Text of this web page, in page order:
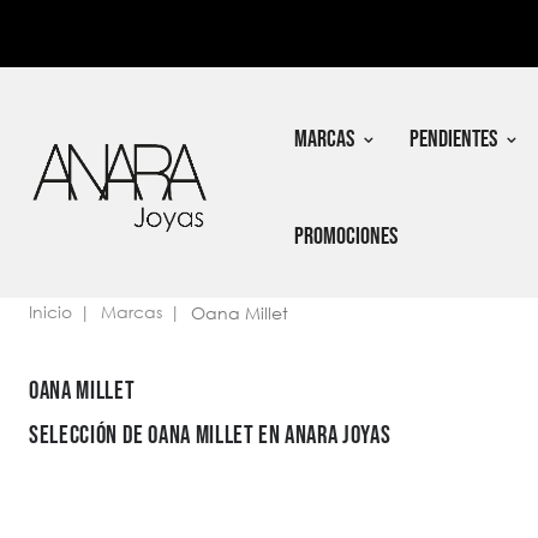
MARCAS PENDIENTES
PROMOCIONES
Inicio Marcas Oana Millet
OANA MILLET
SELECCIÓN DE OANA MILLET EN ANARA JOYAS